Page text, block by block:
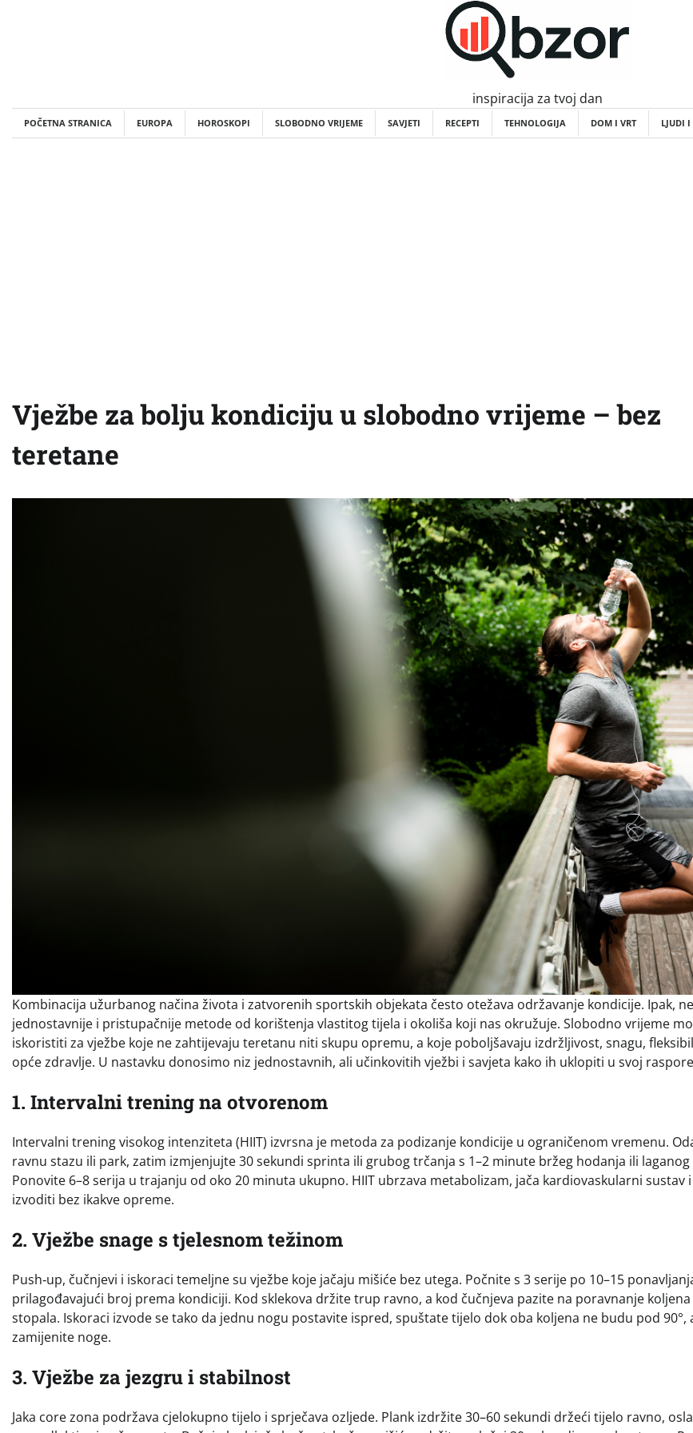
inspiracija za tvoj dan
POČETNA STRANICA EUROPA HOROSKOPI SLOBODNO VRIJEME SAVJETI RECEPTI TEHNOLOGIJA DOM I VRT LJUDI I
Vježbe za bolju kondiciju u slobodno vrijeme – bez
teretane
Kombinacija užurbanog načina života i zatvorenih sportskih objekata često otežava održavanje kondicije. Ipak,
jednostavnije i pristupačnije metode od korištenja vlastitog tijela i okoliša koji nas okružuje. Slobodno vrijeme
iskoristiti za vježbe koje ne zahtijevaju teretanu niti skupu opremu, a koje poboljšavaju izdržljivost, snagu,
opće zdravlje. U nastavku donosimo niz jednostavnih, ali učinkovitih vježbi i savjeta kako ih uklopiti u svoj
1. Intervalni trening na otvorenom
Intervalni trening visokog intenziteta (HIIT) izvrsna je metoda za podizanje kondicije u ograničenom vremenu.
ravnu stazu ili park, zatim izmjenjujte 30 sekundi sprinta ili grubog trčanja s 1–2 minute bržeg hodanja ili
Ponovite 6–8 serija u trajanju od oko 20 minuta ukupno. HIIT ubrzava metabolizam, jača kardiovaskularni sustav
izvoditi bez ikakve opreme.
2. Vježbe snage s tjelesnom težinom
Push‑up, čučnjevi i iskoraci temeljne su vježbe koje jačaju mišiće bez utega. Počnite s 3 serije po 10–15
prilagođavajući broj prema kondiciji. Kod sklekova držite trup ravno, a kod čučnjeva pazite na poravnanje
stopala. Iskoraci izvode se tako da jednu nogu postavite ispred, spuštate tijelo dok oba koljena ne budu pod 90°,
zamijenite noge.
3. Vježbe za jezgru i stabilnost
Jaka core zona podržava cjelokupno tijelo i sprječava ozljede. Plank izdržite 30–60 sekundi držeći tijelo ravno,